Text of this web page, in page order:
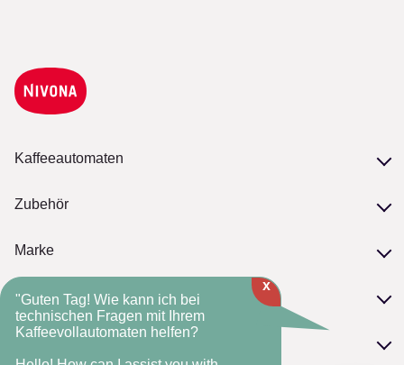
Kaffeeautomaten
Unsere Serien
Zubehör
Marke
NIVONA-Standards
Die NIVONA-Historie
Fachhandelsmarke
Service
Serviceversprechen
Kontakt
FAQ
"Guten Tag! Wie kann ich bei
technischen Fragen mit Ihrem
Kaffeevollautomaten helfen?
x